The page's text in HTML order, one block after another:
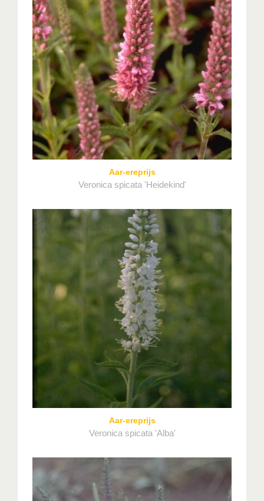
Aar-ereprijs
Veronica spicata 'Heidekind'
Aar-ereprijs
Veronica spicata 'Alba'